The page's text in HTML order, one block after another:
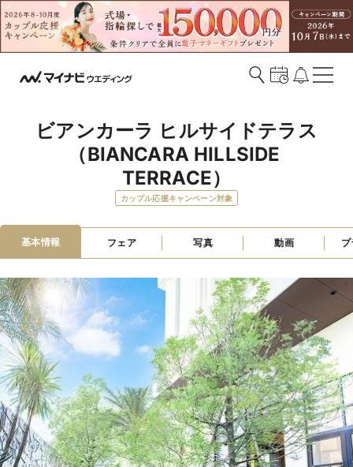
ビアンカーラ ヒルサイドテラス
（BIANCARA HILLSIDE
TERRACE）
カップル応援キャンペーン対象
基本情報 フェア 写真 動画